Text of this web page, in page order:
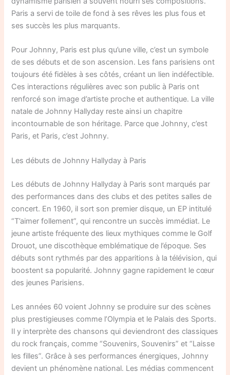
Paris a servi de toile de fond à ses rêves les plus fous et
ses succès les plus marquants.
Pour Johnny, Paris est plus qu’une ville, c’est un symbole
de ses débuts et de son ascension. Les fans parisiens ont
toujours été fidèles à ses côtés, créant un lien indéfectible.
Ces interactions régulières avec son public à Paris ont
renforcé son image d’artiste proche et authentique. La ville
natale de Johnny Hallyday reste ainsi un chapitre
incontournable de son héritage. Parce que Johnny, c’est
Paris, et Paris, c’est Johnny.
Les débuts de Johnny Hallyday à Paris
Les débuts de Johnny Hallyday à Paris sont marqués par
des performances dans des clubs et des petites salles de
concert. En 1960, il sort son premier disque, un EP intitulé
“T’aimer follement”, qui rencontre un succès immédiat. Le
jeune artiste fréquente des lieux mythiques comme le Golf
Drouot, une discothèque emblématique de l’époque. Ses
débuts sont rythmés par des apparitions à la télévision, qui
boostent sa popularité. Johnny gagne rapidement le cœur
des jeunes Parisiens.
Les années 60 voient Johnny se produire sur des scènes
plus prestigieuses comme l’Olympia et le Palais des Sports.
Il y interprète des chansons qui deviendront des classiques
du rock français, comme “Souvenirs, Souvenirs” et “Laisse
les filles”. Grâce à ses performances énergiques, Johnny
devient un phénomène national. Les médias commencent